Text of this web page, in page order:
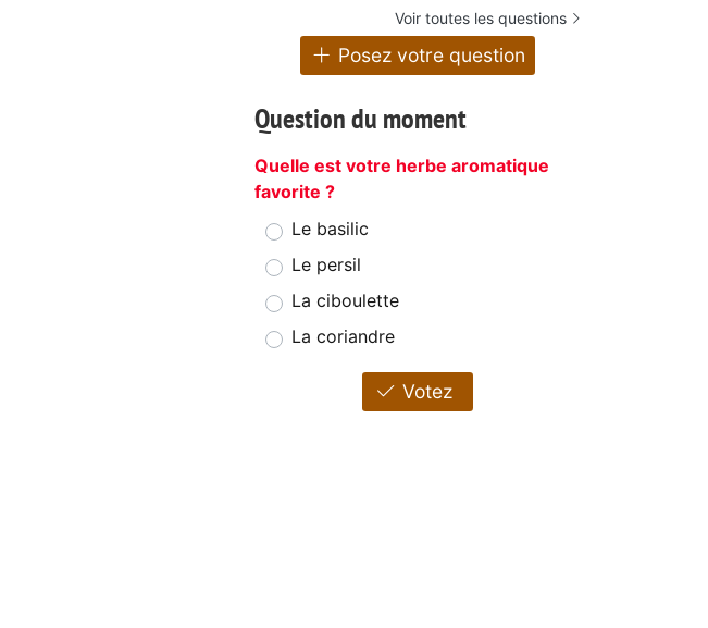
Voir toutes les questions
Posez votre question
Question du moment
Quelle est votre herbe aromatique
favorite ?
Le basilic
Le persil
La ciboulette
La coriandre
Votez